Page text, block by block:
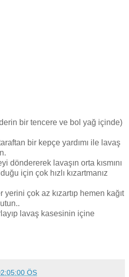
bir tencere ve bol yağ içinde)
bir kepçe yardımı ile lavaş
döndererek lavaşın orta kısmını
için çok hızlı kızartmanız
çok az kızartıp hemen kağıt
lavaş kasesinin içine
ÖS